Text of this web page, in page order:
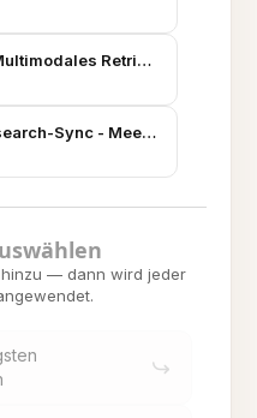
Retrieval &
Sync - Meeting-Notizen
hinzu — dann wird jeder